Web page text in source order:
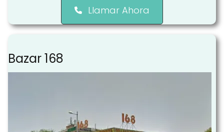
Llamar Ahora
Bazar 168